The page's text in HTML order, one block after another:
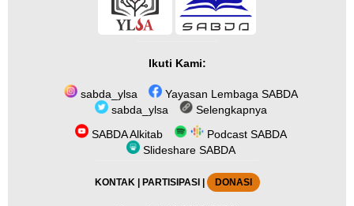
Ikuti Kami:
sabda_ylsa
Yayasan Lembaga SABDA
sabda_ylsa
Selengkapnya
SABDA Alkitab
Podcast SABDA
Slideshare SABDA
KONTAK | PARTISIPASI| DONASI